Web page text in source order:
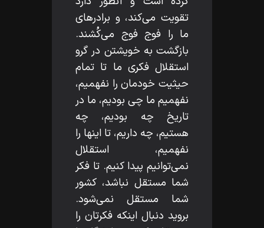
تقويت مى‌كند، و برادرهاى
ما را فوج فوج مى‌كُشند.
بازگشت به خويشتن در گرو
استقلال فكرى ما تا تمام
حيثيت خودمان را نفهميم،
نفهميم ما چى بوديم، ما در
تاريخ چه بوديم، چه
هستيم، چه داريم، تا اينها را
نفهميم، استقلال
نمى‌توانيم پيدا كنيم. تا فكر
شما مستقل نباشد، كشور
شما مستقل نمى‌شود.
برويد دنبال اينكه فكرتان را